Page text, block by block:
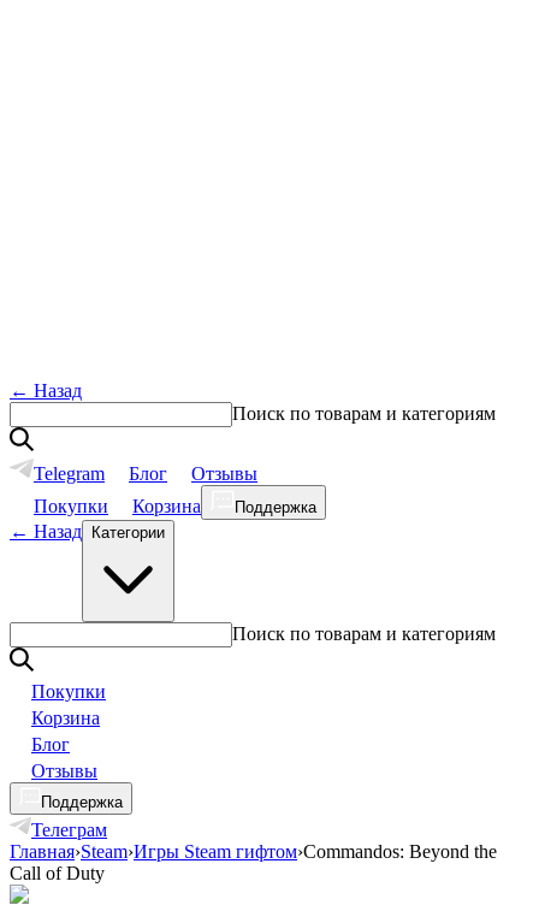
← Назад
Поиск по товарам и категориям
Telegram Блог
Отзывы
Покупки
Корзина Поддержка
← Назад Категории
Поиск по товарам и категориям
Покупки
Корзина
Блог
Отзывы
Поддержка
Телеграм
Главная›Steam›Игры Steam гифтом›Commandos: Beyond the
Call of Duty